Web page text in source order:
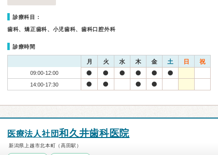
診療科目：
歯科、矯正歯科、小児歯科、歯科口腔外科
診療時間
月 火 水 木 金 土 日 祝
09:00-12:00
14:00-17:30
医療法人社団和久井歯科医院
新潟県上越市北本町（高田駅）